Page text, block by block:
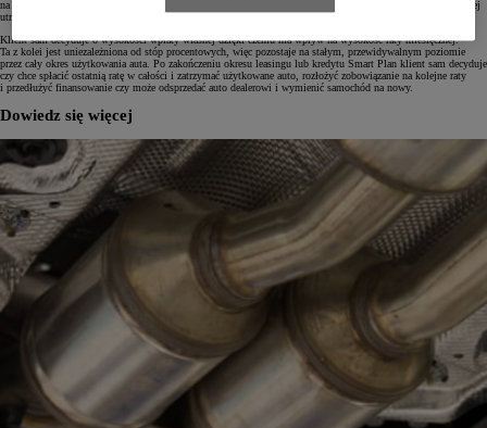
na formę kredytu czy leasingu, wybierając Smart Plan ich zobowiązanie ogranicza się do spłaty jedynie realnej
utraty wartości pojazdu, która w przypadku Toyoty jest jedną z najniższych na rynku.
Klient sam decyduje o wysokości wpłaty własnej dzięki czemu ma wpływ na wysokość raty miesięcznej.
Ta z kolei jest uniezależniona od stóp procentowych, więc pozostaje na stałym, przewidywalnym poziomie
przez cały okres użytkowania auta. Po zakończeniu okresu leasingu lub kredytu Smart Plan klient sam decyduje
czy chce spłacić ostatnią ratę w całości i zatrzymać użytkowane auto, rozłożyć zobowiązanie na kolejne raty
i przedłużyć finansowanie czy może odsprzedać auto dealerowi i wymienić samochód na nowy.
Dowiedz się więcej